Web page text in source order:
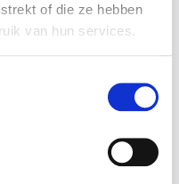
of die ze hebben
van hun services.